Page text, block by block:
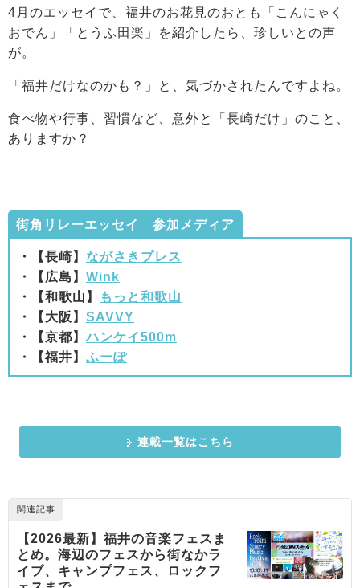
4月のエッセイで、福井のお花見のおとも「こんにゃく
おでん」「とうふ田楽」を紹介したら、珍しいとの声
が。
「福井だけなのかも？」と、気づかされたんですよね。
食べ物や行事、習慣など、意外と「長崎だけ」のこと、
ありますか？
街角リレーエッセイ 参加メディア
・【長崎】 ながさきプレス
・【広島】 Wink
・【和歌山】
もっと和歌山
・【大阪】 SAVVY
・【京都】ハンケイ500m
・【福井】 ふーぽ
連載一覧はこちら